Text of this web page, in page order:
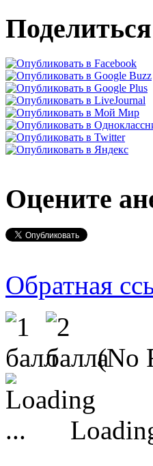
Оцените
Обратная
(No